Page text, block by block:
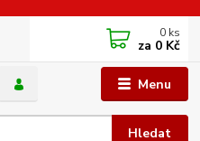
Menu
Hledat
0 ks
za 0 Kč